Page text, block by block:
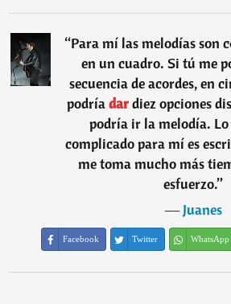
“Para mí las melodías son
en un cuadro. Si tú me
secuencia de acordes, en
podríadardiez opciones
podría ir la melodía. Lo
complicado para mí es
me toma mucho más
esfuerzo.”
―Juanes
Facebook Twitter WhatsApp